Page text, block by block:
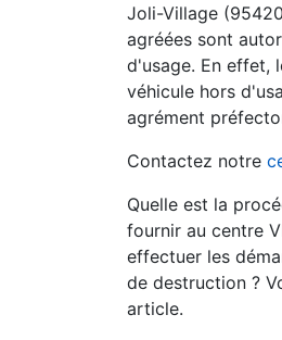
Joli-Village
agréées sont
d'usage. En effet,
véhicule hors
agrément
Contactez notre
Quelle est la
fournir au centre
effectuer les
de destruction ?
article.